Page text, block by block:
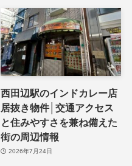
西田辺駅のインドカレー店
居抜き物件│交通アクセス
と住みやすさを兼ね備えた
街の周辺情報
2026年7月24日